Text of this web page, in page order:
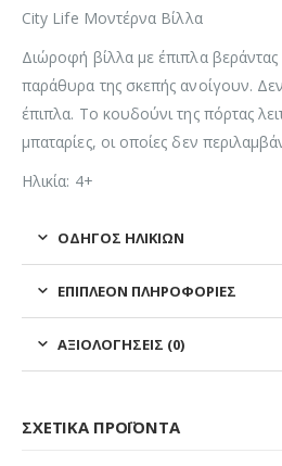
City Life Μοντέρνα Βίλλα
Διώροφή βίλλα με έπιπλα
παράθυρα της σκεπής ανοίγουν.
έπιπλα. Το κουδούνι της πόρτας
μπαταρίες, οι οποίες δεν
Ηλικία: 4+
ΟΔΗΓΌΣ ΗΛΙΚΙΏΝ
ΕΠΙΠΛΈΟΝ ΠΛΗΡΟΦΟΡΊΕΣ
ΑΞΙΟΛΟΓΉΣΕΙΣ (0)
ΣΧΕΤΙΚΆ ΠΡΟΪΌΝΤΑ